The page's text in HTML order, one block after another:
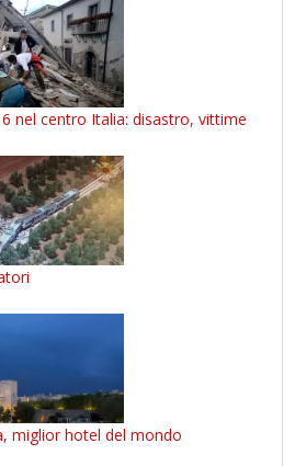
nel centro Italia: disastro, vittime
miglior hotel del mondo